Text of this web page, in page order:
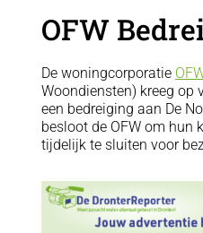
OFW
De woningcorporatie
Woondiensten) kreeg op
een bedreiging aan De
besloot de OFW om hun
tijdelijk te sluiten voor